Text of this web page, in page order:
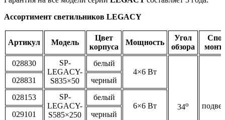
Ассортимент светильников LEGACY
Артикул Модель
Цвет
корпуса
Мощность
Угол
обзора
028830
SP-
LEGACY-
S835×50
белый
4×6 Вт
34o
028831
черный
028153
SP-
LEGACY-
S585×250
белый
6×6 Вт
029101
черный